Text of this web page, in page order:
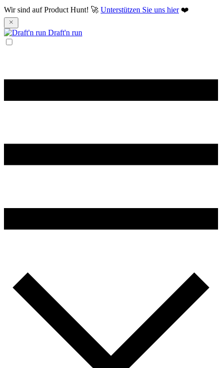
Wir sind auf Product Hunt! 🚀 Unterstützen Sie uns hier❤️
Draft'n run